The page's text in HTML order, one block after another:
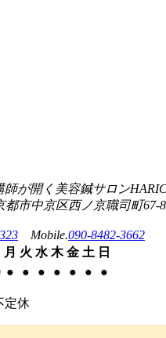
師が開く美容鍼サロン
都市中京区西ノ京職司町
Mobile.090-8482-3662
月 火 水 木 金 土 日
● ● ● ● ● ● ●
定休